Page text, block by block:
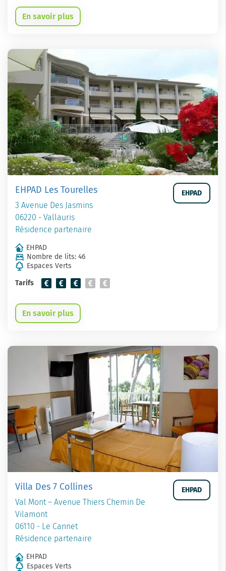
En savoir plus
EHPAD Les Tourelles
3 Avenue Des Jasmins
06220 - Vallauris
Résidence partenaire
EHPAD
EHPAD
Nombre de lits: 46
Espaces Verts
Tarifs
En savoir plus
Villa Des 7 Collines
Val Mont – Avenue Thiers Chemin De
Vilamont
06110 - Le Cannet
Résidence partenaire
EHPAD
EHPAD
Espaces Verts